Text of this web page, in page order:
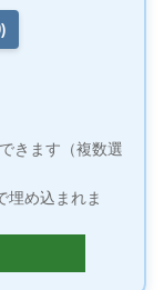
)
きます（複数選
埋め込まれま